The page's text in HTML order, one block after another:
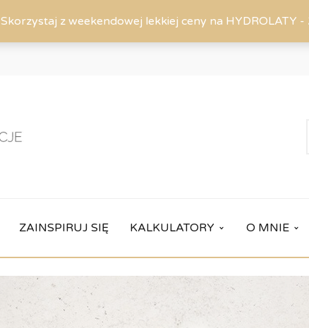
Skorzystaj z weekendowej lekkiej ceny na HYDROLATY -
ZAINSPIRUJ SIĘ KALKULATORY O MNIE